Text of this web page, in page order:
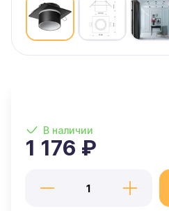
В наличии
1 176 ₽